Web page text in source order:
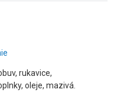
rukavice,
oleje, mazivá.